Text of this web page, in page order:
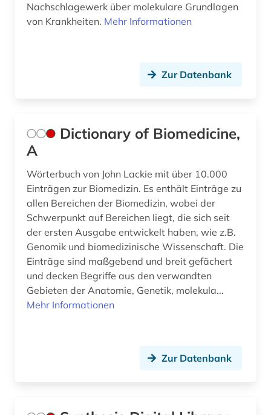
Nachschlagewerk über molekulare Grundlagen
von Krankheiten. Mehr Informationen
Zur Datenbank
Dictionary of Biomedicine,
A
Wörterbuch von John Lackie mit über 10.000
Einträgen zur Biomedizin. Es enthält Einträge zu
allen Bereichen der Biomedizin, wobei der
Schwerpunkt auf Bereichen liegt, die sich seit
der ersten Ausgabe entwickelt haben, wie z.B.
Genomik und biomedizinische Wissenschaft. Die
Einträge sind maßgebend und breit gefächert
und decken Begriffe aus den verwandten
Gebieten der Anatomie, Genetik, molekula...
Mehr Informationen
Zur Datenbank